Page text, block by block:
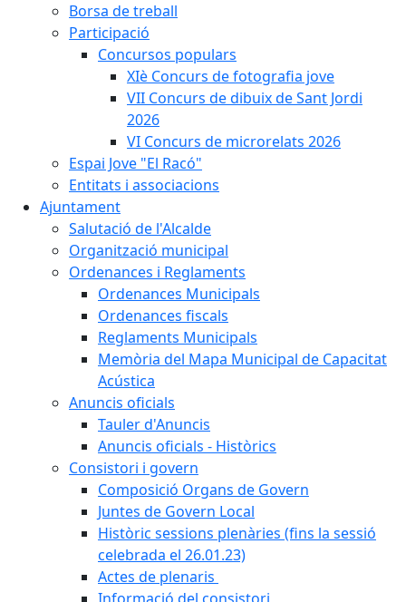
Borsa de treball
Participació
Concursos populars
XIè Concurs de fotografia jove
VII Concurs de dibuix de Sant Jordi
2026
VI Concurs de microrelats 2026
Espai Jove "El Racó"
Entitats i associacions
Ajuntament
Salutació de l'Alcalde
Organització municipal
Ordenances i Reglaments
Ordenances Municipals
Ordenances fiscals
Reglaments Municipals
Memòria del Mapa Municipal de Capacitat
Acústica
Anuncis oficials
Tauler d'Anuncis
Anuncis oficials - Històrics
Consistori i govern
Composició Organs de Govern
Juntes de Govern Local
Històric sessions plenàries (fins la sessió
celebrada el 26.01.23)
Actes de plenaris